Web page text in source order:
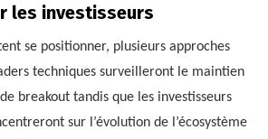
les investisseurs
se positionner, plusieurs approches
techniques surveilleront le maintien
breakout tandis que les investisseurs
sur l’évolution de l’écosystème